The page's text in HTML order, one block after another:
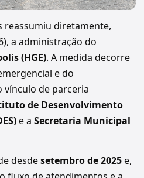
reassumiu diretamente,
a administração do
(HGE). A medida decorre
e do
de parceria
de Desenvolvimento
e a Secretaria Municipal
desdesetembro de 2025e,